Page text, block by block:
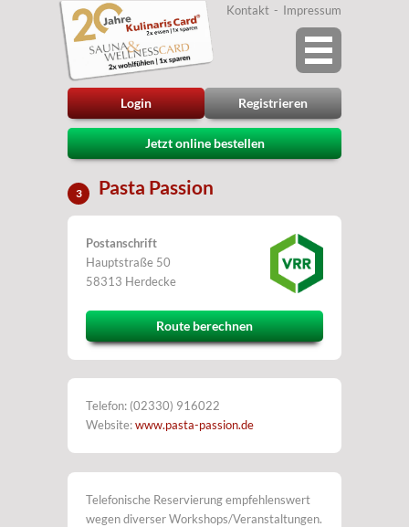
Login Registrieren
Kontakt Impressum
Jetzt online bestellen
3 Pasta Passion
Postanschrift
Hauptstraße 50
58313 Herdecke
Route berechnen
Telefon: (02330) 916022
Website:www.pasta-passion.de
Telefonische Reservierung empfehlenswert
wegen diverser Workshops/Veranstaltungen.